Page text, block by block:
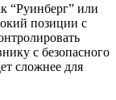
“Руинберг” или
позиции с
с безопасного
сложнее для